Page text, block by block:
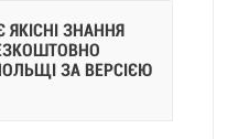
ЗНАННЯ
ЗА ВЕРСІЄЮ